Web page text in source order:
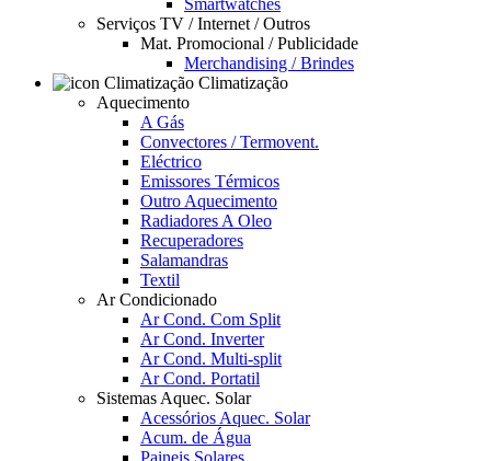
Smartwatches
Serviços TV / Internet / Outros
Mat. Promocional / Publicidade
Merchandising / Brindes
Climatização
Aquecimento
A Gás
Convectores / Termovent.
Eléctrico
Emissores Térmicos
Outro Aquecimento
Radiadores A Oleo
Recuperadores
Salamandras
Textil
Ar Condicionado
Ar Cond. Com Split
Ar Cond. Inverter
Ar Cond. Multi-split
Ar Cond. Portatil
Sistemas Aquec. Solar
Acessórios Aquec. Solar
Acum. de Água
Paineis Solares